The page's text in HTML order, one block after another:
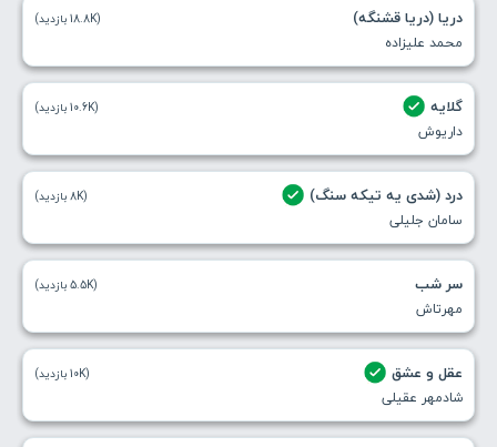
دریا (دریا قشنگه)
محمد علیزاده
(18.8K بازدید)
گلایه
داریوش
(10.6K بازدید)
درد (شدی یه تیکه سنگ)
سامان جلیلی
(8K بازدید)
سر شب
مهرتاش
(5.5K بازدید)
عقل و عشق
شادمهر عقیلی
(10K بازدید)